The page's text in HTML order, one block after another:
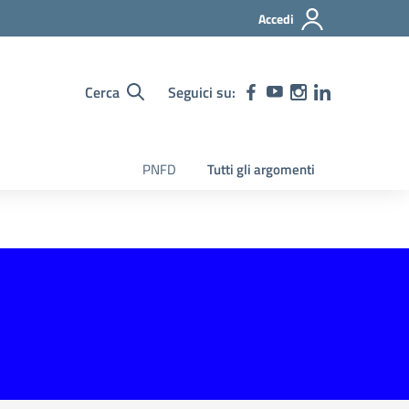
Accedi
Cerca Seguici su:
PNFD Tutti gli argomenti